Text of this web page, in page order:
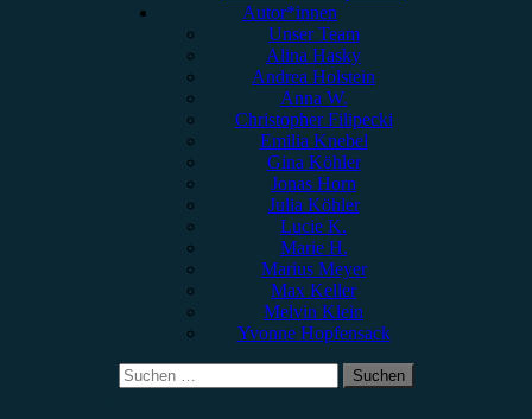
Autor*innen
Unser Team
Alina Hasky
Andrea Holstein
Anna W.
Christopher Filipecki
Emilia Knebel
Gina Köhler
Jonas Horn
Julia Köhler
Lucie K.
Marie H.
Marius Meyer
Max Keller
Melvin Klein
Yvonne Hopfensack
Suchen
nach: